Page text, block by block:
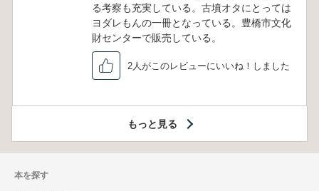
る考察も充実している。古墳オタにとっては
ヨダレもんの一冊となっている。豊橋市文化
財センターで販売している。
2人がこのレビューにいいね！しました
もっと見る
本を探す